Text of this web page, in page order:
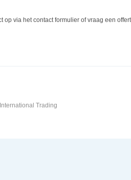
via het contact formulier of vraag een
Trading